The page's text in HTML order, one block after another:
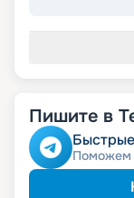
Пишите в
Поможем